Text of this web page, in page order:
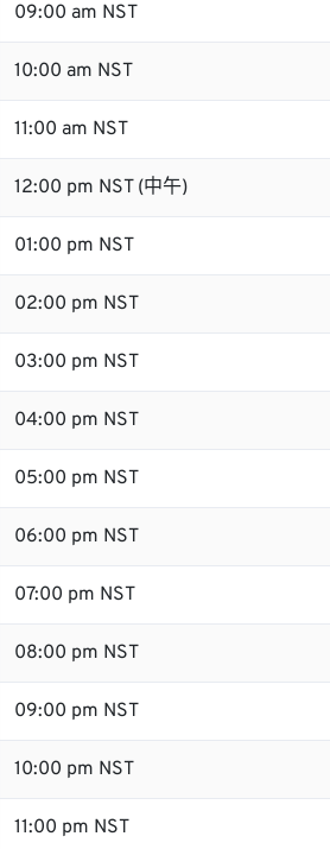
09:00 am NST
10:00 am NST
11:00 am NST
12:00 pm NST (中午)
01:00 pm NST
02:00 pm NST
03:00 pm NST
04:00 pm NST
05:00 pm NST
06:00 pm NST
07:00 pm NST
08:00 pm NST
09:00 pm NST
10:00 pm NST
11:00 pm NST